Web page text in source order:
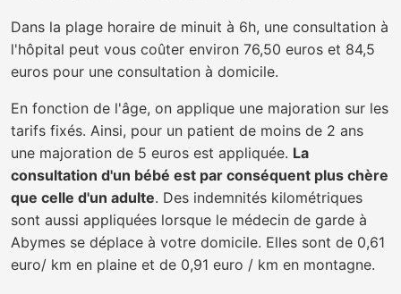
Dans la plage horaire de minuit à 6h, une consultation à
l'hôpital peut vous coûter environ 76,50 euros et 84,5
euros pour une consultation à domicile.
En fonction de l'âge, on applique une majoration sur les
tarifs fixés. Ainsi, pour un patient de moins de 2 ans
une majoration de 5 euros est appliquée. La
consultation d'un bébé est par conséquent plus chère
que celle d'un adulte. Des indemnités kilométriques
sont aussi appliquées lorsque le médecin de garde à
Abymes se déplace à votre domicile. Elles sont de 0,61
euro/ km en plaine et de 0,91 euro / km en montagne.